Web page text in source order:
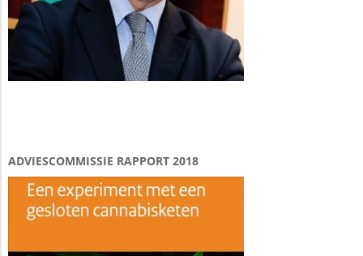
ADVIESCOMMISSIE RAPPORT 2018